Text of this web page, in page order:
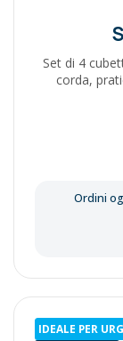
Set di 4
corda,
Ordini
IDEALE PER